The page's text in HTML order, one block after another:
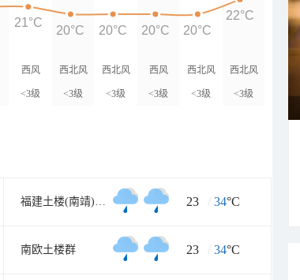
西风
<3级
西北风
<3级
西北风
<3级
西风
<3级
西北风
<3级
西北风
<3级
21°C
20°C 20°C 20°C 20°C
22°C
福建土楼(南靖)景区 23 / 34°C
南欧土楼群 23 / 34°C